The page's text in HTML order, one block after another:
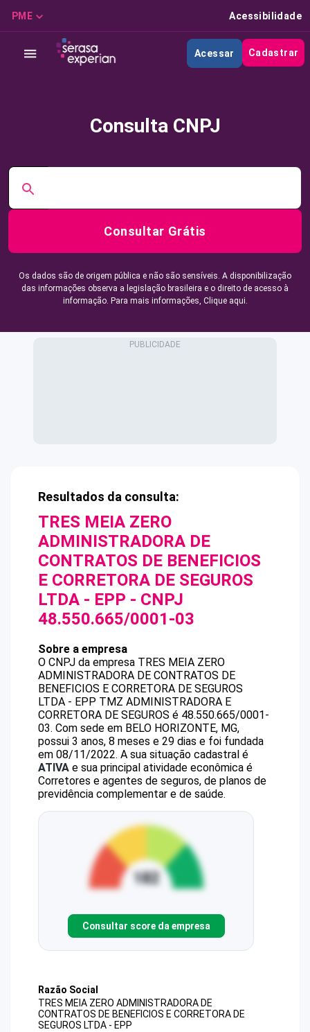
PME Acessibilidade
Acessar Cadastrar
Consulta CNPJ
Consultar Grátis
Os dados são de origem pública e não são sensíveis. A disponibilização
das informações observa a legislação brasileira e o direito de acesso à
informação. Para mais informações, Clique aqui.
Resultados da consulta:
TRES MEIA ZERO
ADMINISTRADORA DE
CONTRATOS DE BENEFICIOS
E CORRETORA DE SEGUROS
LTDA - EPP - CNPJ
48.550.665/0001-03
Sobre a empresa
O CNPJ da empresa TRES MEIA ZERO
ADMINISTRADORA DE CONTRATOS DE
BENEFICIOS E CORRETORA DE SEGUROS
LTDA - EPP TMZ ADMINISTRADORA E
CORRETORA DE SEGUROS é 48.550.665/0001-
03. Com sede em BELO HORIZONTE, MG,
possui 3 anos, 8 meses e 29 dias e foi fundada
em 08/11/2022. A sua situação cadastral é
ATIVA e sua principal atividade econômica é
Corretores e agentes de seguros, de planos de
previdência complementar e de saúde.
Consultar score da empresa
Razão Social
TRES MEIA ZERO ADMINISTRADORA DE
CONTRATOS DE BENEFICIOS E CORRETORA DE
SEGUROS LTDA - EPP